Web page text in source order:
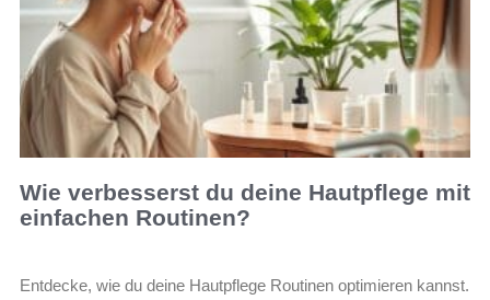
Wie verbesserst du deine Hautpflege mit
einfachen Routinen?
Entdecke, wie du deine Hautpflege Routinen optimieren kannst.